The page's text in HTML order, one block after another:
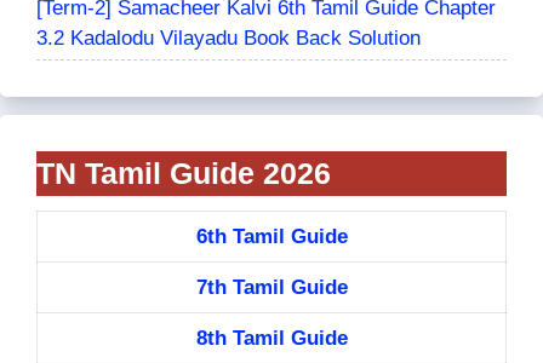
[Term-2] Samacheer Kalvi 6th Tamil Guide Chapter
3.2 Kadalodu Vilayadu Book Back Solution
TN Tamil Guide 2026
6th Tamil Guide
7th Tamil Guide
8th Tamil Guide